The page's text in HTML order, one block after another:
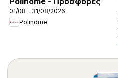
01/08 - 31/08/2026
Polihome